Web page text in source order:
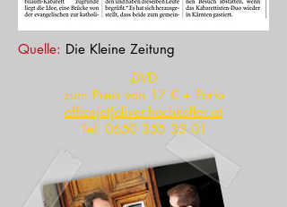
Quelle: Die Kleine Zeitung
DVD
zum Preis von 17 € + Porto
office(et)oliver-hochkofler.at
Tel: 0650 355 33 01